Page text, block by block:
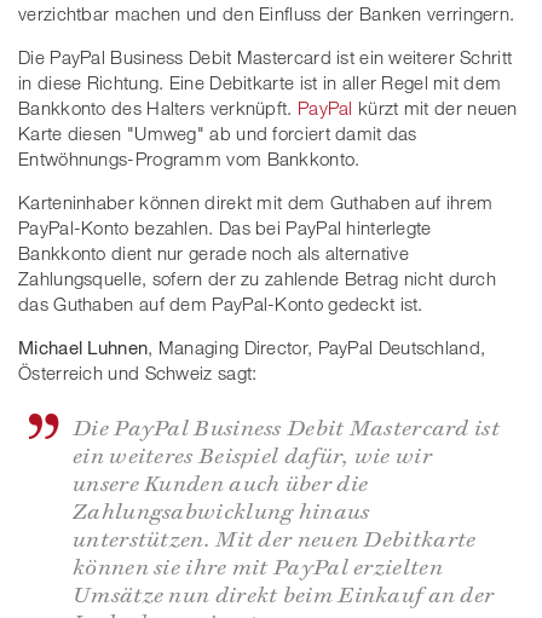
verzichtbar machen und den Einfluss der Banken verringern.
Die PayPal Business Debit Mastercard ist ein weiterer Schritt
in diese Richtung. Eine Debitkarte ist in aller Regel mit dem
Bankkonto des Halters verknüpft. PayPal kürzt mit der neuen
Karte diesen "Umweg" ab und forciert damit das
Entwöhnungs-Programm vom Bankkonto.
Karteninhaber können direkt mit dem Guthaben auf ihrem
PayPal-Konto bezahlen. Das bei PayPal hinterlegte
Bankkonto dient nur gerade noch als alternative
Zahlungsquelle, sofern der zu zahlende Betrag nicht durch
das Guthaben auf dem PayPal-Konto gedeckt ist.
Michael Luhnen, Managing Director, PayPal Deutschland,
Österreich und Schweiz sagt:
Die PayPal Business Debit Mastercard ist
ein weiteres Beispiel dafür, wie wir
unsere Kunden auch über die
Zahlungsabwicklung hinaus
unterstützen. Mit der neuen Debitkarte
können sie ihre mit PayPal erzielten
Umsätze nun direkt beim Einkauf an der